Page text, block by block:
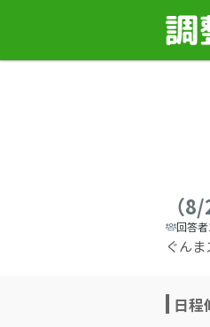
（
回答
ぐん
日程